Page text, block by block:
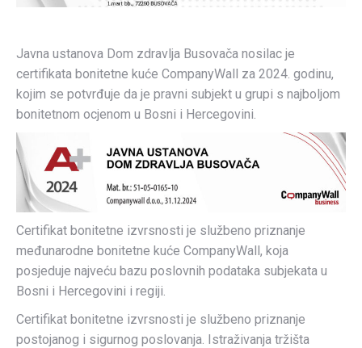
Javna ustanova Dom zdravlja Busovača nosilac je
certifikata bonitetne kuće CompanyWall za 2024. godinu,
kojim se potvrđuje da je pravni subjekt u grupi s najboljom
bonitetnom ocjenom u Bosni i Hercegovini.
Certifikat bonitetne izvrsnosti je službeno priznanje
međunarodne bonitetne kuće CompanyWall, koja
posjeduje najveću bazu poslovnih podataka subjekata u
Bosni i Hercegovini i regiji.
Certifikat bonitetne izvrsnosti je službeno priznanje
postojanog i sigurnog poslovanja. Istraživanja tržišta